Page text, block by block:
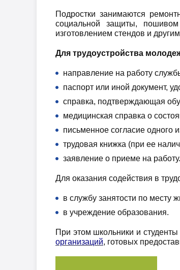
Подростки занимаются
социальной защиты,
изготовлением стендов и
Для трудоустройства
направление на работу
паспорт или иной документ,
справка, подтверждающая
медицинская справка о
письменное согласие одного
трудовая книжка (при ее
заявление о приеме на работу.
Для оказания содействия в
в службу занятости по месту
в учреждение образования.
При этом школьники и
организаций, готовых